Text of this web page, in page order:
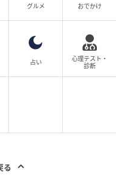
グルメ おでかけ
占い
心理テスト・
診断
る